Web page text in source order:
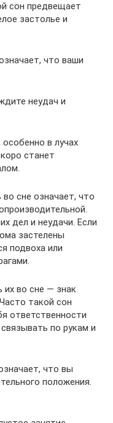
сон предвещает
застолье и
что ваши
неудач и
в лучах
станет
сне означает, что
дел и неудачи. Если
застелены
подвоха или
их во сне — знак
такой сон
ответственности
по рукам и
что вы
положения.